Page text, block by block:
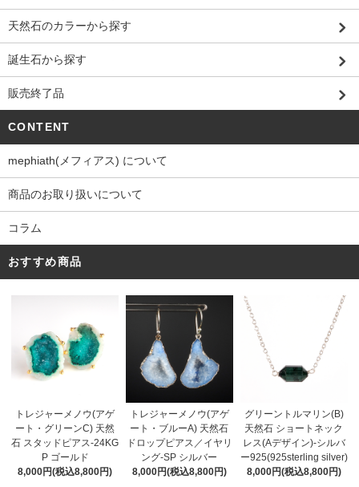
天然石のカラーから探す
誕生石から探す
販売終了品
CONTENT
mephiath(メフィアス) について
商品のお取り扱いについて
コラム
おすすめ商品
トレジャーメノウ(アゲ
ート・グリーンC) 天然
石 スタッドピアス-24KG
P ゴールド
8,000円(税込8,800円)
トレジャーメノウ(アゲ
ート・ブルーA) 天然石
ドロップピアス／イヤリ
ング-SP シルバー
8,000円(税込8,800円)
グリーントルマリン(B)
天然石 ショートネック
レス(Aデザイン)-シルバ
ー925(925sterling silver)
8,000円(税込8,800円)